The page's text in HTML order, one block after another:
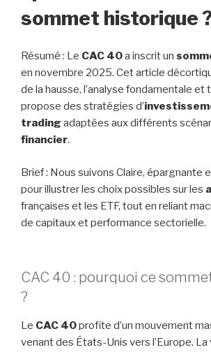
sommet historique
Résumé : Le CAC 40a inscrit un
en novembre 2025. Cet article
de la hausse, l’analyse fondamentale et
propose des stratégies d’
trading adaptées aux différents
financier.
Brief : Nous suivons Claire, épargnante
pour illustrer les choix possibles sur les
françaises et les ETF, tout en reliant
de capitaux et performance sectorielle.
CAC 40 : pourquoi ce
?
Le CAC 40profite d’un mouvement
venant des États-Unis vers l’Europe.